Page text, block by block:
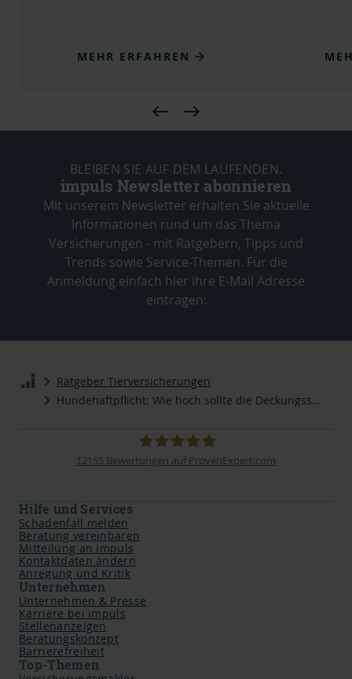
MEHR ERFAHREN
BLEIBEN SIE AUF DEM LAUFENDEN.
impuls Newsletter abonnieren
Mit unserem Newsletter erhalten Sie aktuelle
Informationen rund um das Thema
Versicherungen - mit Ratgebern, Tipps und
Trends sowie Service-Themen. Für die
Anmeldung einfach hier ihre E-Mail Adresse
eintragen:
Ratgeber Tierversicherungen
Hundehaftpflicht: Wie hoch sollte die Deckungssumme sein?
12155 Bewertungen auf ProvenExpert.com
Hilfe und Services
Schadenfall melden
Beratung vereinbaren
Mitteilung an impuls
Kontaktdaten ändern
Anregung und Kritik
Unternehmen
Unternehmen & Presse
Karriere bei impuls
Stellenanzeigen
Beratungskonzept
Barrierefreiheit
Top-Themen